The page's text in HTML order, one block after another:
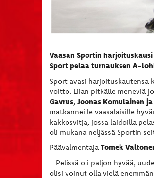
Vaasan Sportin
Sport pelaa turnauksen A-
Sport avasi harjoituskautensa
voitto. Liian pitkälle meneviä
Gavrus, Joonas Komulainen ja
matkanneille vaasalaisille
kakkosvitja, jossa laidoilla
oli mukana neljässä Sportin
Päävalmentaja Tomek
- Pelissä oli paljon hyvää,
olisi voinut olla vielä